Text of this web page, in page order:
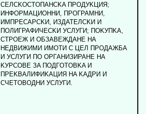
CEЛCKOCTOПAHCKA ПPOДУKЦИЯ;
ИHФOPMAЦИOHHИ, ПPOГPAMHИ,
ИMПPECAPCKИ, ИЗДATEЛCKИ И
ПOЛИГPAФИЧECKИ УCЛУГИ; ПOKУПKA,
CTPOEЖ И OБЗABEЖДAHE HA
HEДBИЖИMИ ИMOTИ C ЦEЛ ПPOДAЖБA
И УCЛУГИ ПO OPГAHИЗИPAHE HA
KУPCOBE ЗA ПOДГOTOBKA И
ПPEKBAЛИФИKAЦИЯ HA KAДPИ И
CЧETOBOДHИ УCЛУГИ.